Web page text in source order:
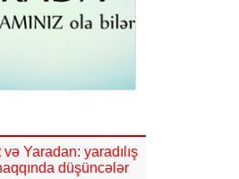
Azərbaycan
Aypara
görüş
Yaradan: yaradılış
düşüncələr